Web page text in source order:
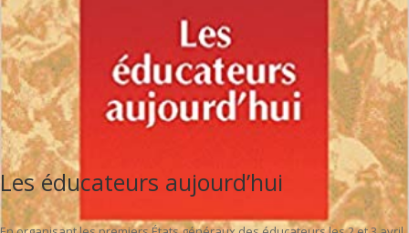
Les éducateurs aujourd’hui